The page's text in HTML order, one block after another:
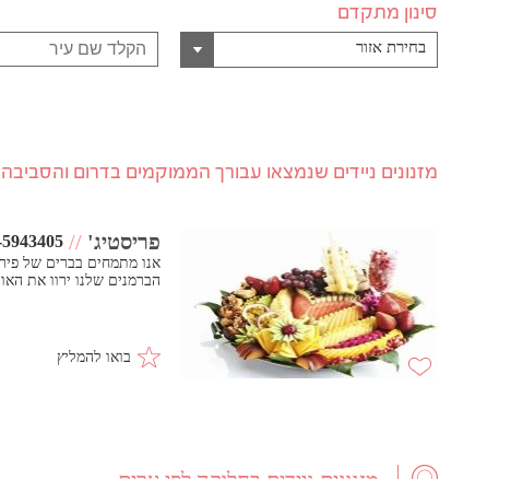
סינון מתקדם
בחירת אזור
מזנונים ניידים שנמצאו עבורך הממוקמים בדרום והסביבה
פריסטיג' //
אנו מתמחים בברים של
הברמנים שלנו ירוו את
בואו להמליץ